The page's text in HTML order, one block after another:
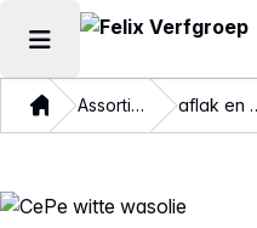
Hoofdmenu openen
Thuis Assortiment